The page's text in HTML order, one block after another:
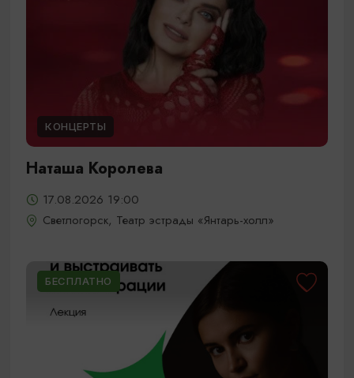
КОНЦЕРТЫ
Наташа Королева
17.08.2026 19:00
Светлогорск, Театр эстрады «Янтарь-холл»
БЕСПЛАТНО